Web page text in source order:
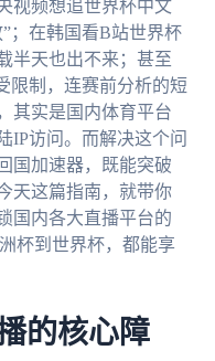
视频想追世界杯中文
；在韩国看B站世界杯
半天也出不来；甚至
限制，连赛前分析的短
其实是国内体育平台
IP访问。而解决这个问
国加速器，既能突破
天这篇指南，就带你
国内各大直播平台的
杯到世界杯，都能享
的核心障